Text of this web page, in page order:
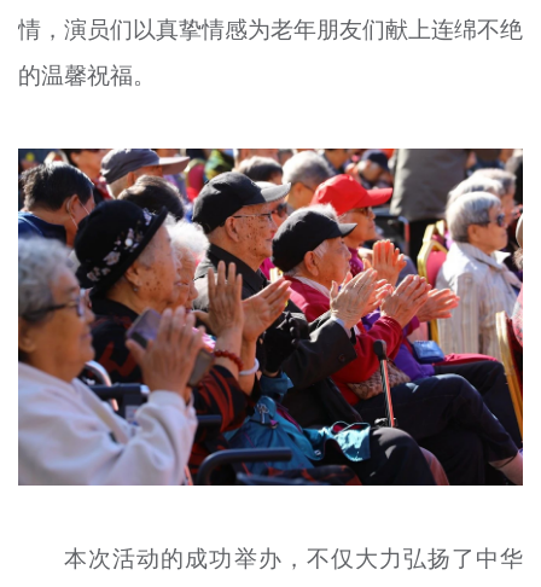
情，演员们以真挚情感为老年朋友们献上连绵不绝
的温馨祝福。
本次活动的成功举办，不仅大力弘扬了中华